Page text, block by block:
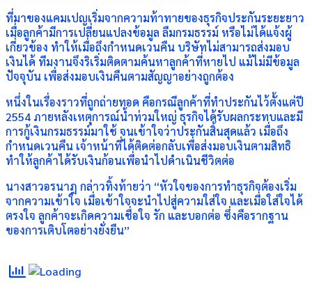
ที่มาของแคมเปญเริ่มจากความท้าทายของธุรกิจประกันระยะยาว
เมื่อลูกค้ามีการเปลี่ยนแปลงข้อมูล ลืมกรมธรรม์ หรือไม่ได้แจ้งผู้
เกี่ยวข้อง ทำให้เมื่อถึงกำหนดเวนคืน บริษัทไม่สามารถส่งมอบ
เงินได้ ทีมงานจึงริเริ่มติดตามค้นหาลูกค้าที่หายไป แม้ไม่มีข้อมูล
ปัจจุบัน เพื่อส่งมอบเงินคืนตามสัญญาอย่างถูกต้อง
หนึ่งในเรื่องราวที่ถูกถ่ายทอด คือกรณีลูกค้าที่ทำประกันไว้ตั้งแต่ปี
2554 ภายหลังเหตุการณ์น้ำท่วมใหญ่ ธุรกิจได้รับผลกระทบและมี
การกู้เงินกรมธรรม์มาใช้ จนเข้าใจว่าประกันสิ้นสุดแล้ว เมื่อถึง
กำหนดเวนคืน เจ้าหน้าที่ได้ติดต่อกลับเพื่อส่งมอบเงินตามสิทธิ
ทำให้ลูกค้าได้รับเงินก้อนเพื่อนำไปดำเนินชีวิตต่อ
นางสาวอรนาฎ กล่าวทิ้งท้ายว่า “หัวใจของการทำธุรกิจต้องเริ่ม
จากความเข้าใจ เมื่อเข้าใจจะนำไปสู่ความใส่ใจ และเมื่อใส่ใจได้
ตรงใจ ลูกค้าจะเกิดความเชื่อใจ รัก และบอกต่อ ซึ่งคือรากฐาน
ของการเติบโตอย่างยั่งยืน”